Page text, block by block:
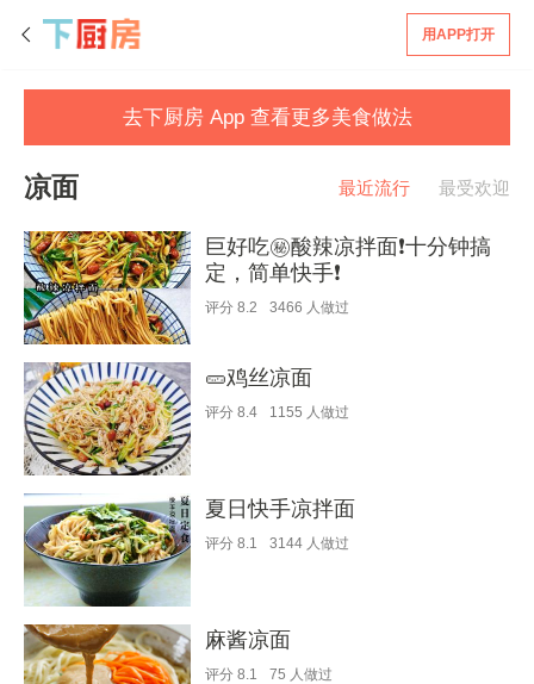
用APP打开
去下厨房 App 查看更多美食做法
凉面 最近流行 最受欢迎
巨好吃㊙️酸辣凉拌面❗️十分钟搞
定，简单快手❗️
评分 8.2 3466 人做过
🥒鸡丝凉面
评分 8.4 1155 人做过
夏日快手凉拌面
评分 8.1 3144 人做过
麻酱凉面
评分 8.1 75 人做过